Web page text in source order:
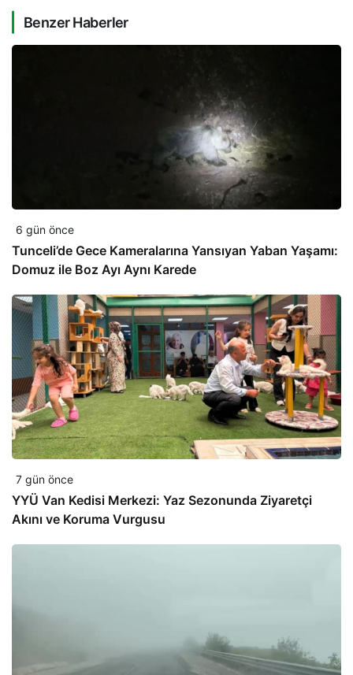
Benzer Haberler
6 gün önce
Tunceli’de Gece Kameralarına Yansıyan Yaban Yaşamı:
Domuz ile Boz Ayı Aynı Karede
7 gün önce
YYÜ Van Kedisi Merkezi: Yaz Sezonunda Ziyaretçi
Akını ve Koruma Vurgusu